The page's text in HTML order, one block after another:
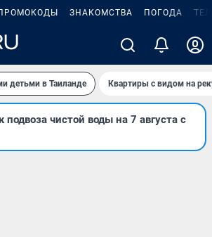
ЗНАКОМСТВА ПОГОДА
детьми в Таиланде Квартиры с видом на
подвоза чистой воды на 7 августа с